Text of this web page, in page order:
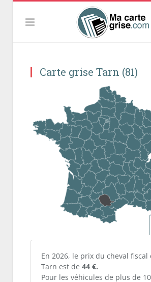
Carte grise Tarn (81)
En 2026, le prix du cheval fiscal
Tarn est de 44 €.
Pour les véhicules de plus de